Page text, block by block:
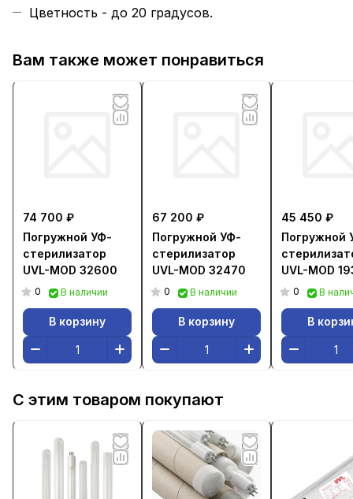
Цветность - до 20 градусов.
Вам также может понравиться
74 700 ₽
Погружной УФ-
стерилизатор
UVL-MOD 32600
0 В наличии
В корзину
67 200 ₽
Погружной УФ-
стерилизатор
UVL-MOD 32470
0 В наличии
В корзину
45 450 ₽
Погружной
UVL-MOD
0 В
В
С этим товаром покупают